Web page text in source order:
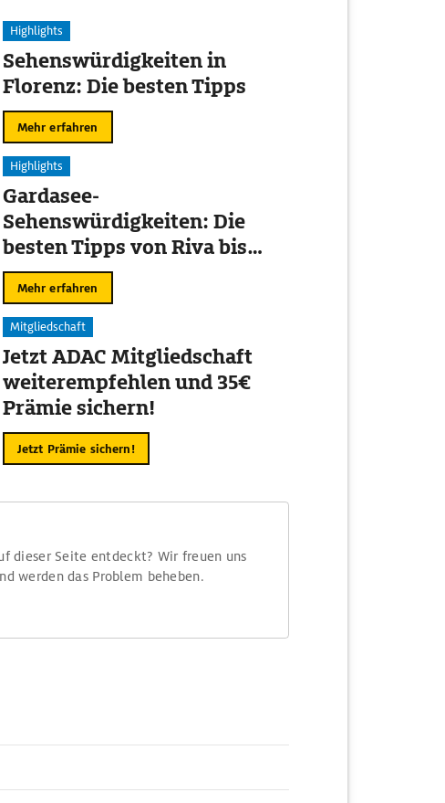
Highlights
Sehenswürdigkeiten in
Florenz: Die besten Tipps
Mehr erfahren
Highlights
Gardasee-
Sehenswürdigkeiten: Die
besten Tipps von Riva bis
Sirmione
Mehr erfahren
Mitgliedschaft
Jetzt ADAC Mitgliedschaft
weiterempfehlen und 35€
Prämie sichern!
Jetzt Prämie sichern!
dieser Seite entdeckt? Wir freuen uns
werden das Problem beheben.